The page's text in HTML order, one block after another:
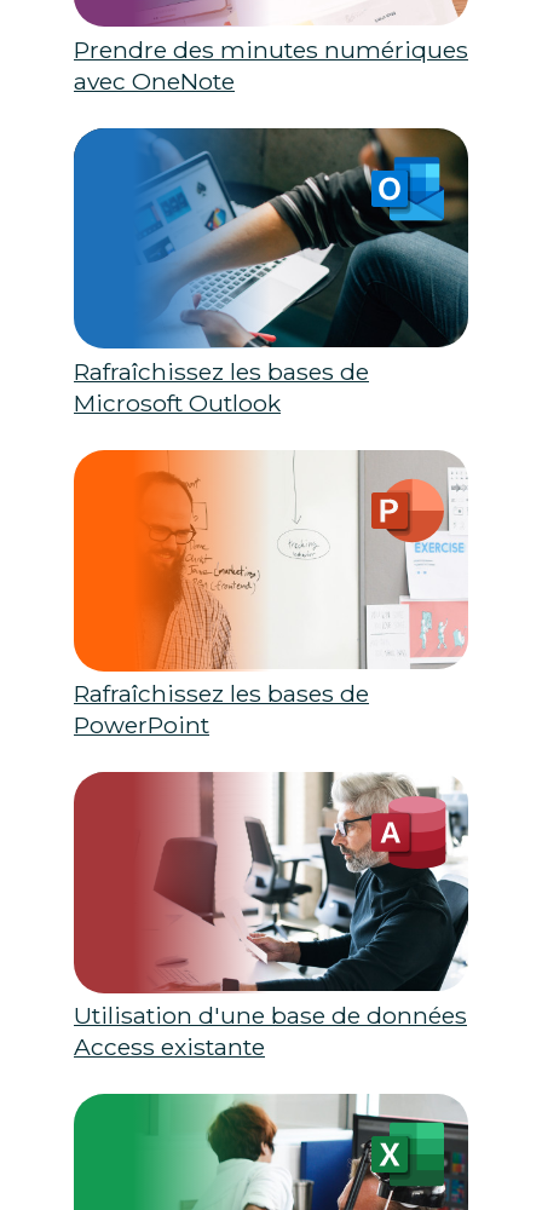
Prendre des minutes numériques
avec OneNote
Rafraîchissez les bases de
Microsoft Outlook
Rafraîchissez les bases de
PowerPoint
Utilisation d'une base de données
Access existante